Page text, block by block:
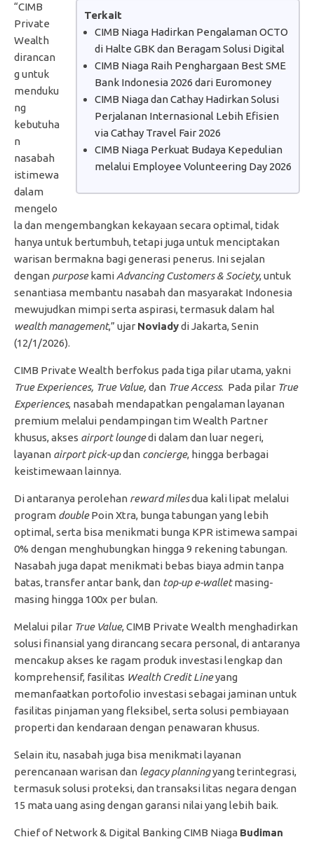
Terkait
CIMB Niaga Hadirkan Pengalaman OCTO
di Halte GBK dan Beragam Solusi Digital
CIMB Niaga Raih Penghargaan Best SME
Bank Indonesia 2026 dari Euromoney
CIMB Niaga dan Cathay Hadirkan Solusi
Perjalanan Internasional Lebih Efisien
via Cathay Travel Fair 2026
CIMB Niaga Perkuat Budaya Kepedulian
melalui Employee Volunteering Day 2026
“CIMB
Private
Wealth
dirancan
g untuk
menduku
ng
kebutuha
n
nasabah
istimewa
dalam
mengelo
la dan mengembangkan kekayaan secara optimal, tidak
hanya untuk bertumbuh, tetapi juga untuk menciptakan
warisan bermakna bagi generasi penerus. Ini sejalan
dengan purposekami Advancing Customers & Society, untuk
senantiasa membantu nasabah dan masyarakat Indonesia
mewujudkan mimpi serta aspirasi, termasuk dalam hal
wealth management,” ujar Noviadydi Jakarta, Senin
(12/1/2026).
CIMB Private Wealth berfokus pada tiga pilar utama, yakni
True Experiences, True Value, dan True Access. Pada pilar True
Experiences, nasabah mendapatkan pengalaman layanan
premium melalui pendampingan tim Wealth Partner
khusus, akses airport loungedi dalam dan luar negeri,
layanan airport pick-updan concierge, hingga berbagai
keistimewaan lainnya.
Di antaranya perolehan reward milesdua kali lipat melalui
program doublePoin Xtra, bunga tabungan yang lebih
optimal, serta bisa menikmati bunga KPR istimewa sampai
0% dengan menghubungkan hingga 9 rekening tabungan.
Nasabah juga dapat menikmati bebas biaya admin tanpa
batas, transfer antar bank, dan top-up e-walletmasing-
masing hingga 100x per bulan.
Melalui pilar True Value, CIMB Private Wealth menghadirkan
solusi finansial yang dirancang secara personal, di antaranya
mencakup akses ke ragam produk investasi lengkap dan
komprehensif, fasilitas Wealth Credit Lineyang
memanfaatkan portofolio investasi sebagai jaminan untuk
fasilitas pinjaman yang fleksibel, serta solusi pembiayaan
properti dan kendaraan dengan penawaran khusus.
Selain itu, nasabah juga bisa menikmati layanan
perencanaan warisan dan legacy planningyang terintegrasi,
termasuk solusi proteksi, dan transaksi litas negara dengan
15 mata uang asing dengan garansi nilai yang lebih baik.
Chief of Network & Digital Banking CIMB Niaga Budiman